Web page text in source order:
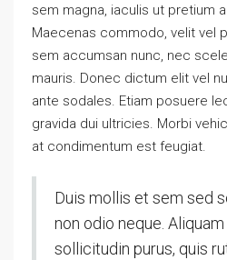
sem magna, iaculis ut pretium
Maecenas commodo, velit vel
sem accumsan nunc, nec
mauris. Donec dictum elit vel
ante sodales. Etiam posuere
gravida dui ultricies. Morbi
at condimentum est feugiat.
Duis mollis et sem sed
non odio neque.
sollicitudin purus, quis